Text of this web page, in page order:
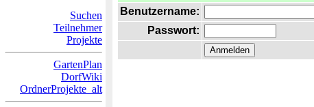
Suchen
Teilnehmer
Projekte
GartenPlan
DorfWiki
OrdnerProjekte_alt
Benutzername:
Passwort: